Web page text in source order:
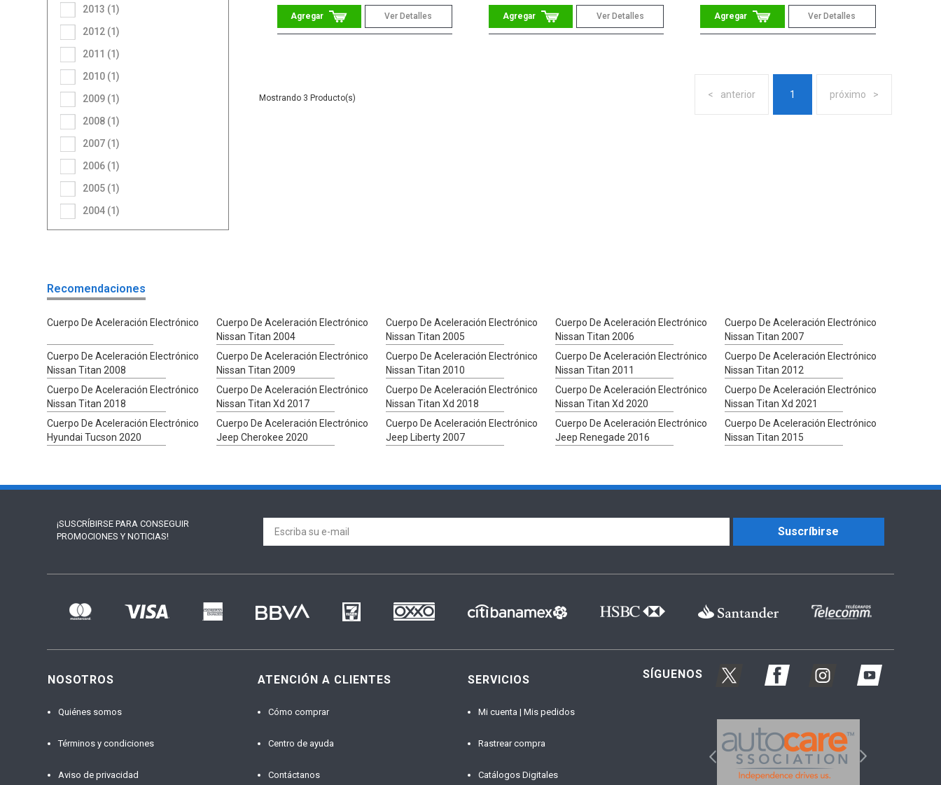
2004 (1)
2005 (1)
2006 (1)
2007 (1)
2008 (1)
2009 (1)
2010 (1)
2011 (1)
2012 (1)
2013 (1)
Ver Detalles Ver Detalles Ver Detalles
anterior 1 próximo
3
Recomendaciones
Cuerpo De Aceleración Electrónico
Cuerpo De Aceleración Electrónico
Nissan Titan 2004
Cuerpo De Aceleración Electrónico
Nissan Titan 2005
Cuerpo De Aceleración Electrónico
Nissan Titan 2006
Cuerpo De Aceleración Electrónico
Nissan Titan 2007
Cuerpo De Aceleración Electrónico
Nissan Titan 2008
Cuerpo De Aceleración Electrónico
Nissan Titan 2009
Cuerpo De Aceleración Electrónico
Nissan Titan 2010
Cuerpo De Aceleración Electrónico
Nissan Titan 2011
Cuerpo De Aceleración Electrónico
Nissan Titan 2012
Cuerpo De Aceleración Electrónico
Nissan Titan 2018
Cuerpo De Aceleración Electrónico
Nissan Titan Xd 2017
Cuerpo De Aceleración Electrónico
Nissan Titan Xd 2018
Cuerpo De Aceleración Electrónico
Nissan Titan Xd 2020
Cuerpo De Aceleración Electrónico
Nissan Titan Xd 2021
Cuerpo De Aceleración Electrónico
Hyundai Tucson 2020
Cuerpo De Aceleración Electrónico
Jeep Cherokee 2020
Cuerpo De Aceleración Electrónico
Jeep Liberty 2007
Cuerpo De Aceleración Electrónico
Jeep Renegade 2016
Cuerpo De Aceleración Electrónico
Nissan Titan 2015
¡SUSCRÍBIRSE PARA CONSEGUIR
PROMOCIONES Y NOTICIAS!
Suscríbirse
NOSOTROS
Quiénes somos
Términos y condiciones
Aviso de privacidad
ATENCIÓN A CLIENTES
Cómo comprar
Centro de ayuda
Contáctanos
SERVICIOS
Mi cuenta | Mis pedidos
Rastrear compra
Catálogos Digitales
SÍGUENOS